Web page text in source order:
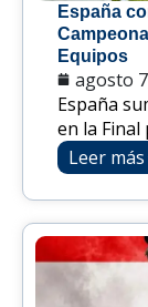
España
Equipos
agosto
España
en la Final
Leer más